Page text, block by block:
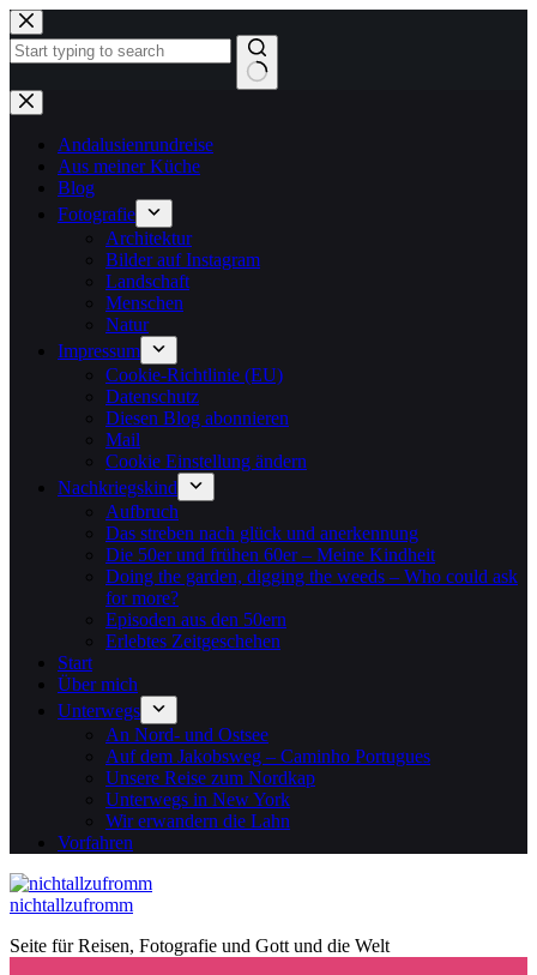
Zum
Inhalt
springen
Keine
Ergebnisse
Andalusienrundreise
Aus meiner Küche
Blog
Fotografie
Architektur
Bilder auf Instagram
Landschaft
Menschen
Natur
Impressum
Cookie-Richtlinie (EU)
Datenschutz
Diesen Blog abonnieren
Mail
Cookie Einstellung ändern
Nachkriegskind
Aufbruch
Das streben nach glück und anerkennung
Die 50er und frühen 60er – Meine Kindheit
Doing the garden, digging the weeds – Who could ask
for more?
Episoden aus den 50ern
Erlebtes Zeitgeschehen
Start
Über mich
Unterwegs
An Nord- und Ostsee
Auf dem Jakobsweg – Caminho Portugues
Unsere Reise zum Nordkap
Unterwegs in New York
Wir erwandern die Lahn
Vorfahren
nichtallzufromm
Seite für Reisen, Fotografie und Gott und die Welt